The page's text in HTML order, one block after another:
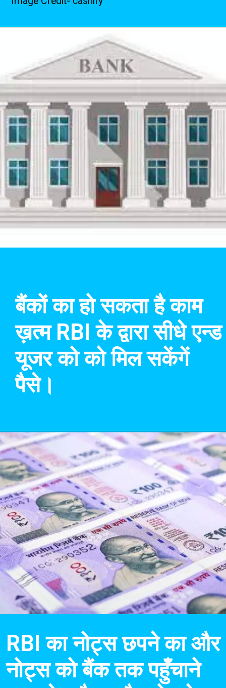
बैंकों का हो सकता है काम
ख़त्म RBI के द्वारा सीधे एन्ड
यूजर को को मिल सकेंगें
पैसे।
RBI का नोट्स छपने का और
नोट्स को बैंक तक पहुँचाने